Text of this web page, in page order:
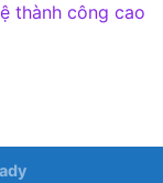
thành công cao